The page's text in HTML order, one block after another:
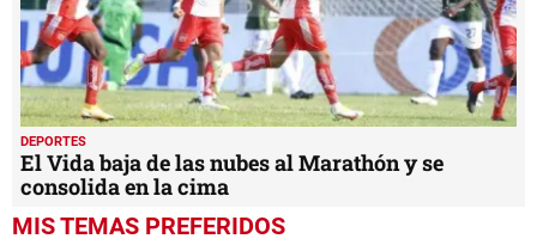
DEPORTES
El Vida baja de las nubes al Marathón y se
consolida en la cima
MIS TEMAS PREFERIDOS